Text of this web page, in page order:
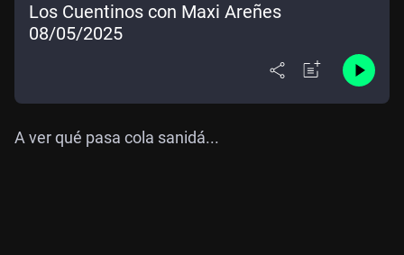
Los Cuentinos con Maxi Areñes
08/05/2025
A ver qué pasa cola sanidá...